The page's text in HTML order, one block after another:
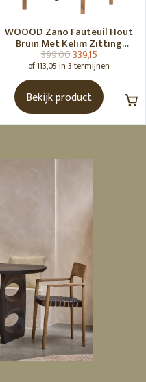
WOOOD Zano Fauteuil Hout
Bruin Met Kelim Zitting
Naturel
399,00339,15
of 113,05 in 3 termijnen
Bekijk product